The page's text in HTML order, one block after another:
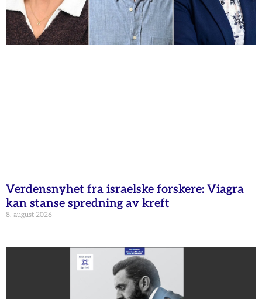
Verdensnyhet fra israelske forskere: Viagra
kan stanse spredning av kreft
8. august 2026